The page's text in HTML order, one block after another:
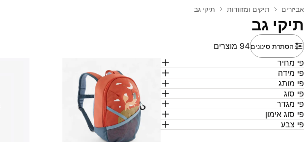
בית
אביזרים תיקים ומזוודות תיקי גב
תיקי גב
הסתרת סינונים94 מוצרים
מחיר
מידה
מותג
סוג
מגדר
סוג אימון
צבע